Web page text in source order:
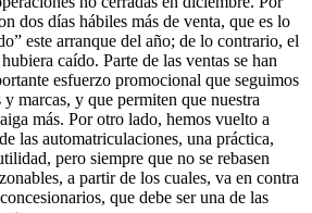
dos días hábiles más de venta, que es lo
este arranque del año; de lo contrario, el
caído. Parte de las ventas se han
esfuerzo promocional que seguimos
marcas, y que permiten que nuestra
más. Por otro lado, hemos vuelto a
las automatriculaciones, una práctica,
pero siempre que no se rebasen
a partir de los cuales, va en contra
que debe ser una de las